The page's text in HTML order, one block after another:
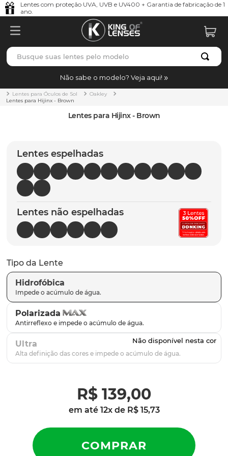
Lentes com proteção UVA, UVB e UV400 + Garantia de fabricação de 1
ano.
Busque suas lentes pelo modelo
Não sabe o modelo? Veja aqui!
Lentes para Óculos de Sol
Oakley
Lentes para Hijinx - Brown
Lentes para Hijinx - Brown
Lentes espelhadas
Lentes não espelhadas
Tipo da Lente
Hidrofóbica
Polarizada
Ultra
R$ 139,00
em até 12x de R$ 15,73
TERMOS MAIS BUSCADOS
1º borrachas
holbrook
5º chaves
6º t-shock
7º gasket
8º parafusos
9º latch